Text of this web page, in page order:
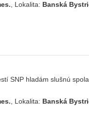
, Lokalita: Banská
SNP hladám slušnú
, Lokalita: Banská